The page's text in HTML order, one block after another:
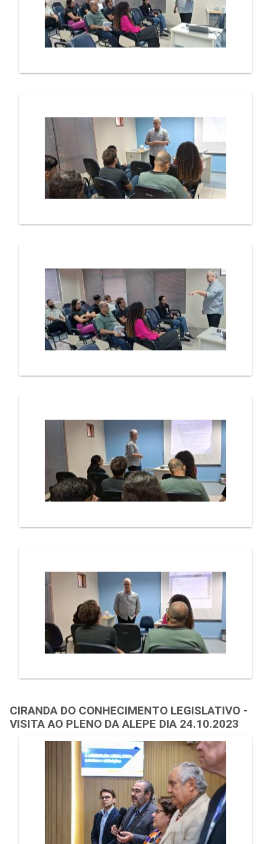
CIRANDA DO CONHECIMENTO LEGISLATIVO -
VISITA AO PLENO DA ALEPE DIA 24.10.2023
Galeria de Mídias